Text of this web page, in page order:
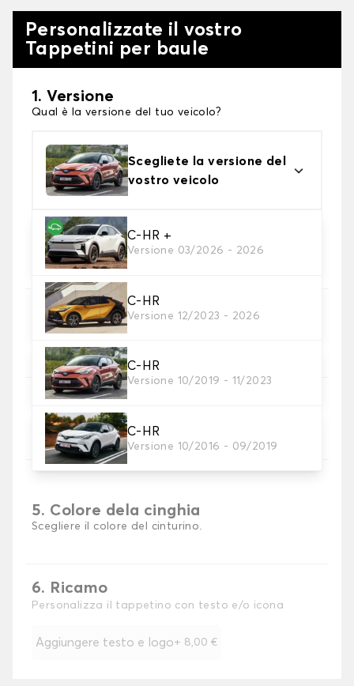
Personalizzate il vostro
Tappetini per baule
1. Versione
Qual è la versione del tuo veicolo?
Scegliete la versione del
vostro veicolo
C-HR +
Versione 03/2026 - 2026
C-HR
Versione 12/2023 - 2026
C-HR
Versione 10/2019 - 11/2023
C-HR
Versione 10/2016 - 09/2019
2. Materiale
scegli il materiale del tappetini per baule
3. Colori dei tappetini
Scegli il materiale del tappetino baule.
Scegliere il materiale della cinghia.
5. Colore dela cinghia
Scegliere il colore del cinturino.
6. Ricamo
Personalizza il tappetino con testo e/o icona
Aggiungere testo e logo+ 8,00 €